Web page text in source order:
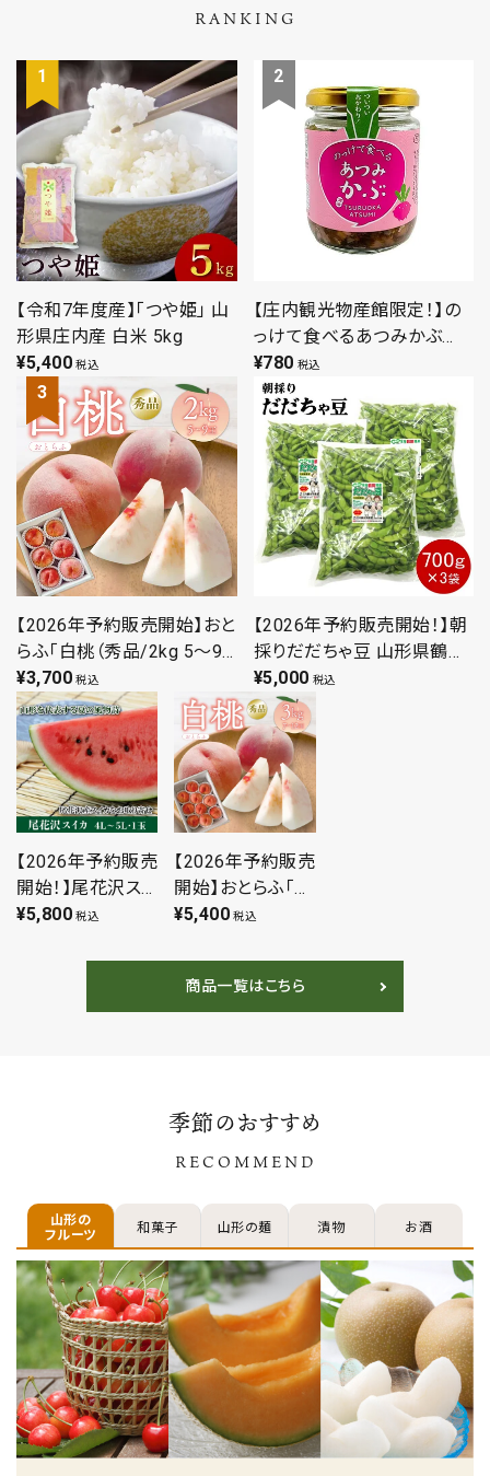
RANKING
【令和7年度産】「つや姫」 山
形県庄内産 白米 5kg
¥5,400 税込
【庄内観光物産館限定！】の
っけて食べるあつみかぶ
（180g）来ばえちゃ本舗 ご飯
のお供 山形 庄内 鶴岡 温海
お土産 特産品 名産品 お取
り寄せ
¥780 税込
【2026年予約販売開始】おと
らふ「白桃（秀品/2kg 5～9
玉）」【2026年8月上旬～9月
上旬頃発送予定】 山形県
寒河江市 もも 白桃 秀
品 産地直送 ギフト
¥3,700 税込
【2026年予約販売開始！】朝
採りだだちゃ豆 山形県鶴岡
市特産枝豆 早生白山/本白
山/晩生 2.1kg(700g×3袋) 9
月上旬まで発送
¥5,000 税込
【2026年予約販売
開始！】尾花沢スイ
カ 4L～5L 1玉 山
級フルーツ 西瓜
¥5,800 税込
【2026年予約販売
開始】おとらふ「白
桃（秀品/3kg 7～
月上旬～9月上旬
頃発送予定】 山
¥5,400 税込
商品一覧はこちら
季節のおすすめ
RECOMMEND
山形の
フルーツ
和菓子 山形の麺 漬物 お酒